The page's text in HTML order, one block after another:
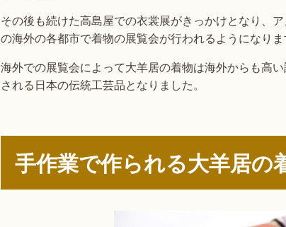
その後も続けた高島屋での衣裳展がきっかけとなり、
の海外の各都市で着物の展覧会が行われるようになりま
海外での展覧会によって大羊居の着物は海外からも高
される日本の伝統工芸品となりました。
手作業で作られる大羊居の